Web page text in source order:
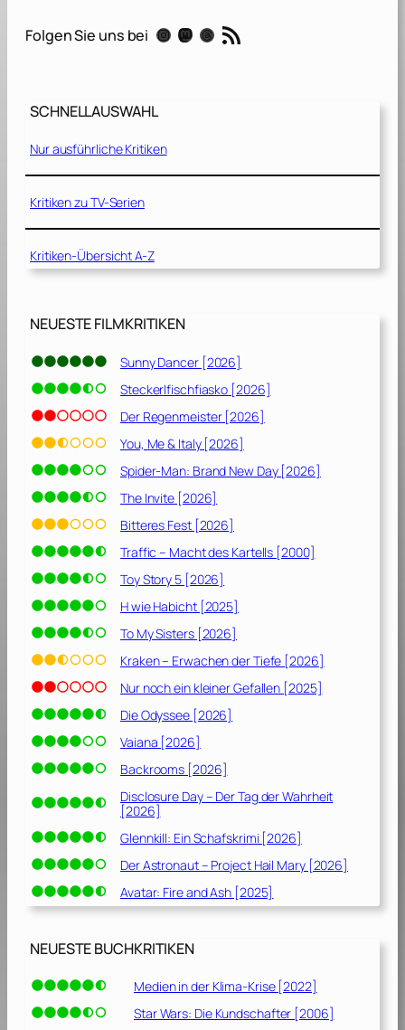
n
2
0
1
]
Folgen Sie uns bei Instagram Mastodon Threads RSS-Feed
SCHNELLAUSWAHL
Nur ausführliche Kritiken
Kritiken zu TV-Serien
Kritiken-Übersicht A-Z
NEUESTE FILMKRITIKEN
Sunny Dancer [2026]
Steckerlfischfiasko [2026]
Der Regenmeister [2026]
You, Me & Italy [2026]
Spider-Man: Brand New Day [2026]
The Invite [2026]
Bitteres Fest [2026]
Traffic – Macht des Kartells [2000]
Toy Story 5 [2026]
H wie Habicht [2025]
To My Sisters [2026]
Kraken – Erwachen der Tiefe [2026]
Nur noch ein kleiner Gefallen [2025]
Die Odyssee [2026]
Vaiana [2026]
Backrooms [2026]
Disclosure Day – Der Tag der Wahrheit
[2026]
Glennkill: Ein Schafskrimi [2026]
Der Astronaut – Project Hail Mary [2026]
Avatar: Fire and Ash [2025]
NEUESTE BUCHKRITIKEN
Medien in der Klima-Krise [2022]
Star Wars: Die Kundschafter [2006]